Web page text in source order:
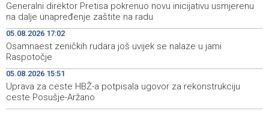
09:06
Više požara zabilježeno u HNŽ-u, vatrogasci i dalje na
terenu kod Konjica
08:59
Danas u BiH sunčano i vruće, temperature od 34 do 41
stepen
08:58
POLITICO: Zašto ljudi žele posao u Evropskoj komisiji — i
zašto toliko mnogo njih završi nesretno?
Generalni direktor Pretisa pokrenuo novu inicijativu usmjerenu
na dalje unapređenje zaštite na radu
05.08.2026 17:02
Osamnaest zeničkih rudara još uvijek se nalaze u jami
Raspotočje
05.08.2026 15:51
Uprava za ceste HBŽ-a potpisala ugovor za rekonstrukciju
ceste Posušje-Aržano